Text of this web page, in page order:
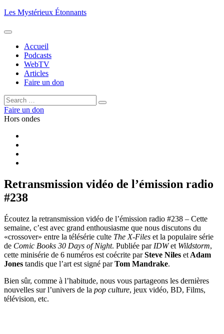
Aller
contenu
Les Mystérieux Étonnants
Accueil
Podcasts
WebTV
Articles
Faire un don
Rechercher :
Rechercher
Faire un don
Hors ondes
Retransmission vidéo de l’émission radio
#238
Écoutez la retransmission vidéo de l’émission radio #238 – Cette
semaine, c’est avec grand enthousiasme que nous discutons du
«crossover» entre la télésérie culte The X-Files et la populaire série
de Comic Books 30 Days of Night. Publiée par IDWet Wildstorm,
cette minisérie de 6 numéros est coécrite parSteve Niles et Adam
Jones tandis que l’art est signé parTom Mandrake.
Bien sûr, comme à l’habitude, nous vous partageons les dernières
nouvelles sur l’univers de la pop culture, jeux vidéo, BD, Films,
télévision, etc.